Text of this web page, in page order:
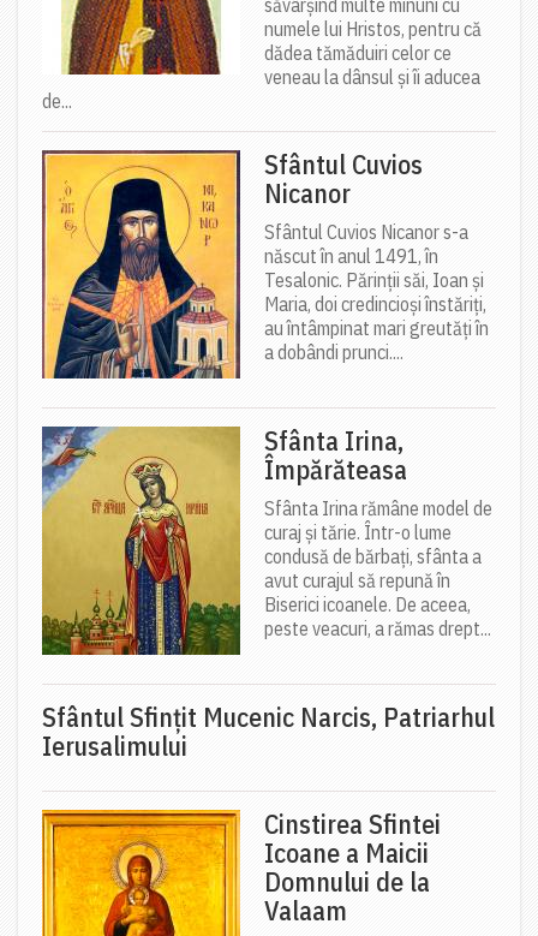
săvârșind multe minuni cu
numele lui Hristos, pentru că
dădea tămăduiri celor ce
veneau la dânsul și îi aducea
de...
Sfântul Cuvios
Nicanor
Sfântul Cuvios Nicanor s-a
născut în anul 1491, în
Tesalonic. Părinții săi, Ioan și
Maria, doi credincioși înstăriți,
au întâmpinat mari greutăți în
a dobândi prunci....
Sfânta Irina,
Împărăteasa
Sfânta Irina rămâne model de
curaj și tărie. Într-o lume
condusă de bărbați, sfânta a
avut curajul să repună în
Biserici icoanele. De aceea,
peste veacuri, a rămas drept...
Sfântul Sfinţit Mucenic Narcis, Patriarhul
Ierusalimului
Cinstirea Sfintei
Icoane a Maicii
Domnului de la
Valaam